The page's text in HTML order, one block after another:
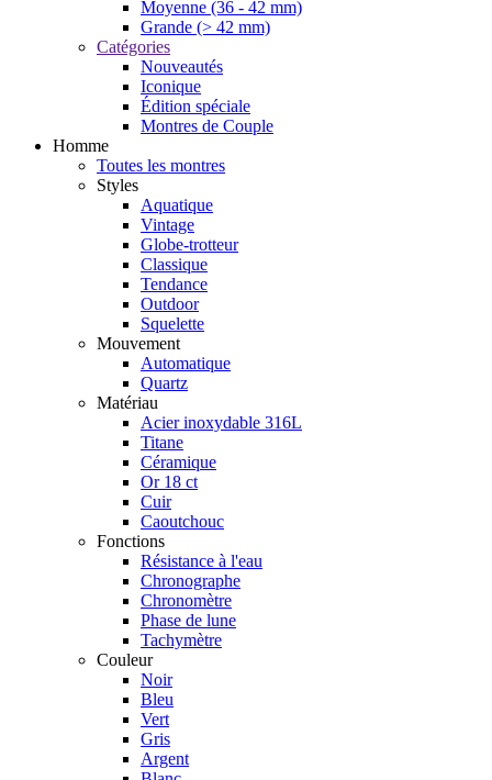
Moyenne (36 - 42 mm)
Grande (> 42 mm)
Catégories
Nouveautés
Iconique
Édition spéciale
Montres de Couple
Homme
Toutes les montres
Styles
Aquatique
Vintage
Globe-trotteur
Classique
Tendance
Outdoor
Squelette
Mouvement
Automatique
Quartz
Matériau
Acier inoxydable 316L
Titane
Céramique
Or 18 ct
Cuir
Caoutchouc
Fonctions
Résistance à l'eau
Chronographe
Chronomètre
Phase de lune
Tachymètre
Couleur
Noir
Bleu
Vert
Gris
Argent